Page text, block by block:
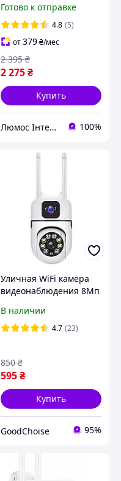
Готово к отправке
4.8 (5)
от379₴/мес
2 275₴
2 395 ₴
Купить
Люмос Інтеріор 100%
Уличная WiFi камера
видеонаблюдения 8Мп
наблюдения
Поворотная вайфай
В наличии
4.7 (23)
595₴
850 ₴
Купить
GoodChoise 95%